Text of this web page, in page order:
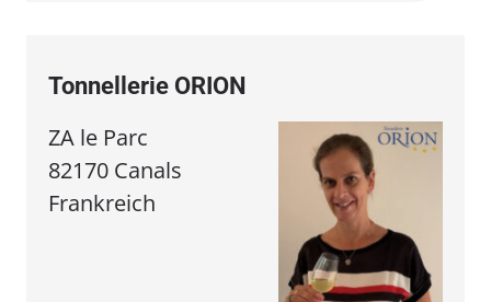
Tonnellerie ORION
ZA le Parc
82170 Canals
Frankreich